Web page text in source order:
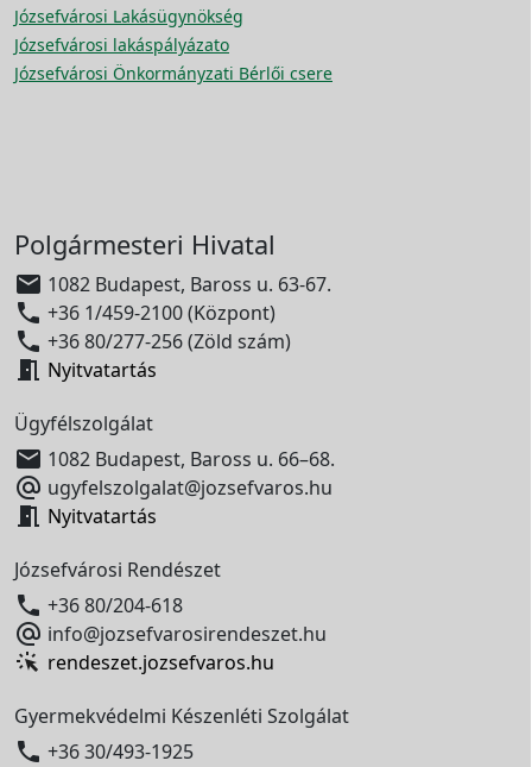
Józsefvárosi Lakásügynökség
Józsefvárosi lakáspályázato
Józsefvárosi Önkormányzati Bérlői csere
Polgármesteri Hivatal
 1082 Budapest, Baross u. 63-67.
 +36 1/459-2100 (Központ)
 +36 80/277-256 (Zöld szám)
 Nyitvatartás
Ügyfélszolgálat
 1082 Budapest, Baross u. 66–68.
 ugyfelszolgalat@jozsefvaros.hu
 Nyitvatartás
Józsefvárosi Rendészet
 +36 80/204-618
 info@jozsefvarosirendeszet.hu
rendeszet.jozsefvaros.hu
Gyermekvédelmi Készenléti Szolgálat
 +36 30/493-1925